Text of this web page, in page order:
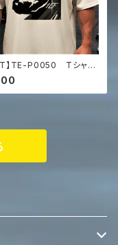
】TE-P0050 Tシャ
ーニング 筋トレ ユ
ス ビッグシルエット Tシ
ッスルアート